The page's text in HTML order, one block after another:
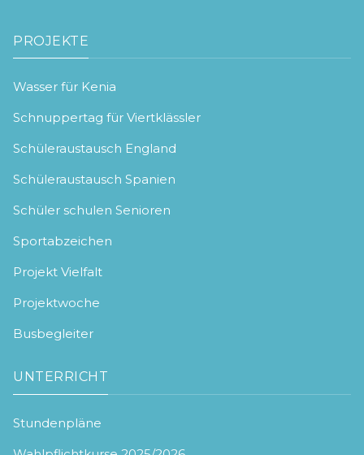
PROJEKTE
Wasser für Kenia
Schnuppertag für Viertklässler
Schüleraustausch England
Schüleraustausch Spanien
Schüler schulen Senioren
Sportabzeichen
Projekt Vielfalt
Projektwoche
Busbegleiter
UNTERRICHT
Stundenpläne